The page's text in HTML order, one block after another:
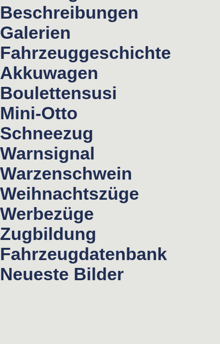
Beschreibungen
Galerien
Fahrzeuggeschichte
Akkuwagen
Boulettensusi
Mini-Otto
Schneezug
Warnsignal
Warzenschwein
Weihnachtszüge
Werbezüge
Zugbildung
Fahrzeugdatenbank
Neueste Bilder